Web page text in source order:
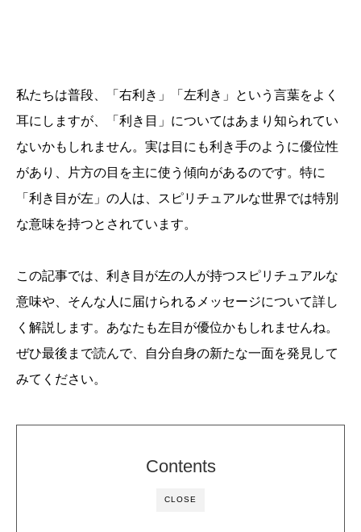
私たちは普段、「右利き」「左利き」という言葉をよく
耳にしますが、「利き目」についてはあまり知られてい
ないかもしれません。実は目にも利き手のように優位性
があり、片方の目を主に使う傾向があるのです。特に
「利き目が左」の人は、スピリチュアルな世界では特別
な意味を持つとされています。
この記事では、利き目が左の人が持つスピリチュアルな
意味や、そんな人に届けられるメッセージについて詳し
く解説します。あなたも左目が優位かもしれませんね。
ぜひ最後まで読んで、自分自身の新たな一面を発見して
みてください。
CLOSE
Contents